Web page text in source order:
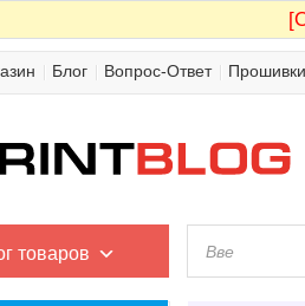
Блог Вопрос-Ответ Прошивки
товаров